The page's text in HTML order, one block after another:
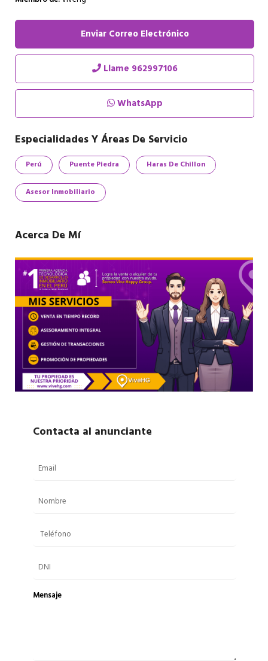
Enviar Correo Electrónico
Llame 962997106
WhatsApp
Especialidades Y Áreas De Servicio
Perú Puente Piedra Haras De Chillon
Asesor Inmobiliario
Acerca De Mí
Contacta al anunciante
Mensaje